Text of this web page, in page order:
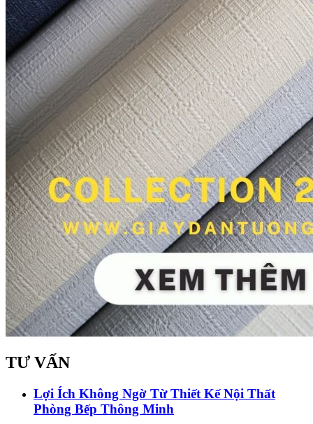
TƯ VẤN
Lợi Ích Không Ngờ Từ Thiết Kế Nội Thất
Phòng Bếp Thông Minh